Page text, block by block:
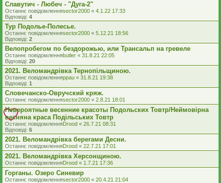
Славутич - Любеч - "Дуга-2"
Останнє повідомленняsector2000 « 4.1.22 17:33
Відповіді: 4
Тур Подолье-Полесье.
Останнє повідомленняsector2000 « 5.12.21 18:56
Відповіді: 2
Велопробегом по бездорожью, или Трансальп на гревеле
Останнє повідомленняbutler « 31.8.21 22:05
Відповіді: 20
2021. Веломандрівка Тернопільщиною.
Останнє повідомленняppau « 31.8.21 19:38
Відповіді: 1
Словечанско-Овручский кряж.
Останнє повідомленняsector2000 « 2.8.21 18:01
Невероятные весенние красоты Подольских Товтр/Неймовірна
весняна краса Подільських Товтр
Останнє повідомленняDrood « 26.7.21 08:31
Відповіді: 6
2021. Веломандрівка берегами Десни.
Останнє повідомленняDrood « 22.7.21 17:01
2021. Веломандрівка Херсонщиною.
Останнє повідомленняDrood « 1.7.21 17:36
Горганы. Озеро Синевир
Останнє повідомленняsector2000 « 20.4.21 21:04